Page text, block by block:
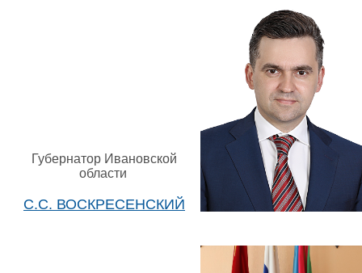
Губернатор Ивановской
области
С.С. ВОСКРЕСЕНСКИЙ